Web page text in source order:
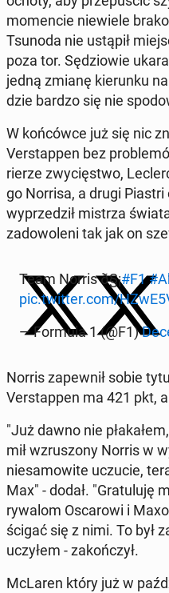
mo­men­cie nie­wie­le
Tsunoda nie ustąpił
poza tor. Sę­dzio­wie
jedną zmianę kie­run­ku
dzie bardzo się nie
W koń­ców­ce już się nic
Ver­stap­pen bez
rie­rze zwy­cię­stwo,
go Norrisa, a drugi Piastri
wy­prze­dził mistrza
za­do­wo­le­ni tak jak on
Team Norris ð§¡#F1
pic.twitter.com/
— Formula 1 (@F1)
Norris za­pew­nił sobie
Ver­stap­pen ma 421 pkt,
"Już dawno nie
mił wzru­szo­ny Norris w
nie­sa­mo­wi­te uczucie,
Max" - dodał. "Gra­tu­lu­ję
rywalom Osca­ro­wi i
ścigać się z nimi. To był
uczy­łem - za­koń­czył.
McLaren który już w